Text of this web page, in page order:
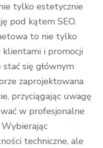
tylko estetycznie
pod kątem SEO.
to nie tylko
klientami i promocji
się głównym
zaprojektowana
przyciągając uwagę
w profesjonalne
techniczne, ale